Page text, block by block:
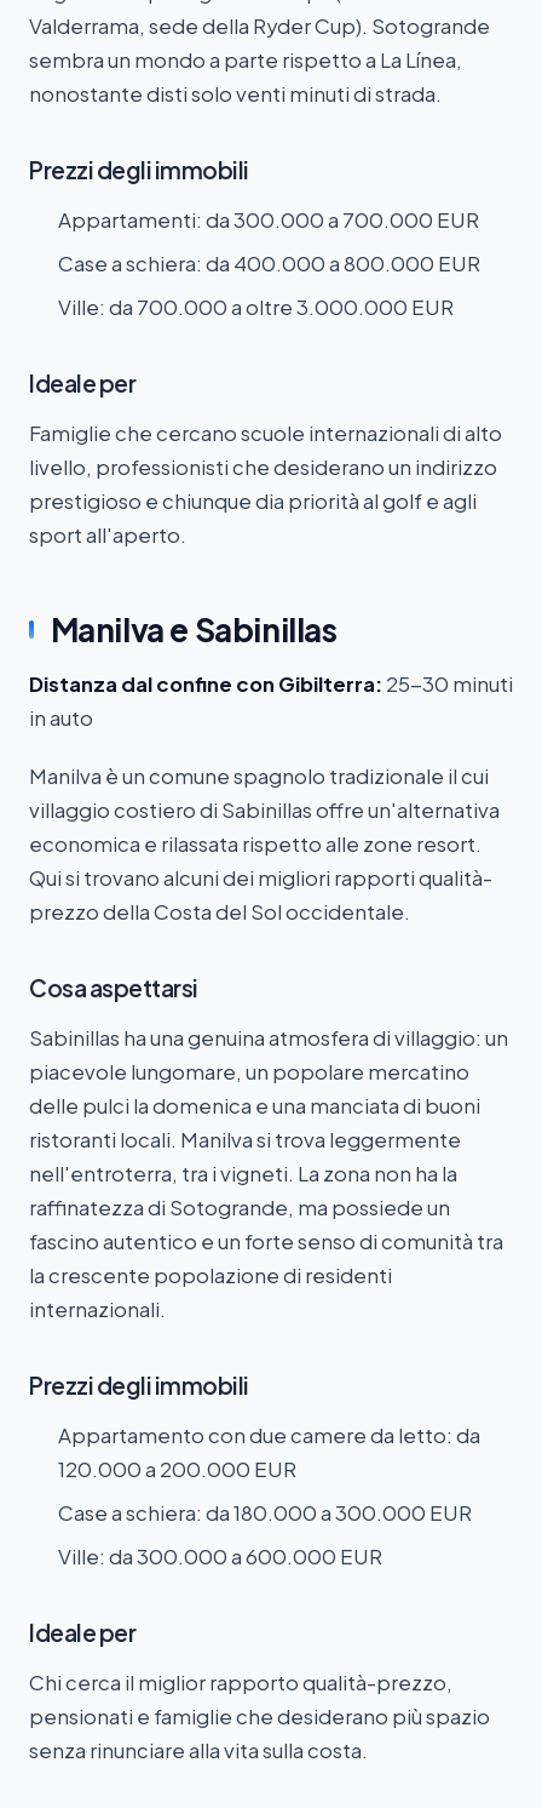
Valderrama, sede della Ryder Cup). Sotogrande
sembra un mondo a parte rispetto a La Línea,
nonostante disti solo venti minuti di strada.
Prezzi degli immobili
Appartamenti: da 300.000 a 700.000 EUR
Case a schiera: da 400.000 a 800.000 EUR
Ville: da 700.000 a oltre 3.000.000 EUR
Ideale per
Famiglie che cercano scuole internazionali di alto
livello, professionisti che desiderano un indirizzo
prestigioso e chiunque dia priorità al golf e agli
sport all'aperto.
Manilva e Sabinillas
Distanza dal confine con Gibilterra: 25-30 minuti
in auto
Manilva è un comune spagnolo tradizionale il cui
villaggio costiero di Sabinillas offre un'alternativa
economica e rilassata rispetto alle zone resort.
Qui si trovano alcuni dei migliori rapporti qualità-
prezzo della Costa del Sol occidentale.
Cosa aspettarsi
Sabinillas ha una genuina atmosfera di villaggio: un
piacevole lungomare, un popolare mercatino
delle pulci la domenica e una manciata di buoni
ristoranti locali. Manilva si trova leggermente
nell'entroterra, tra i vigneti. La zona non ha la
raffinatezza di Sotogrande, ma possiede un
fascino autentico e un forte senso di comunità tra
la crescente popolazione di residenti
internazionali.
Prezzi degli immobili
Appartamento con due camere da letto: da
120.000 a 200.000 EUR
Case a schiera: da 180.000 a 300.000 EUR
Ville: da 300.000 a 600.000 EUR
Ideale per
Chi cerca il miglior rapporto qualità-prezzo,
pensionati e famiglie che desiderano più spazio
senza rinunciare alla vita sulla costa.